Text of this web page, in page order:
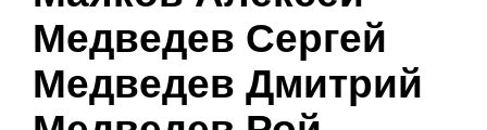
Медведев Сергей
Медведев Дмитрий